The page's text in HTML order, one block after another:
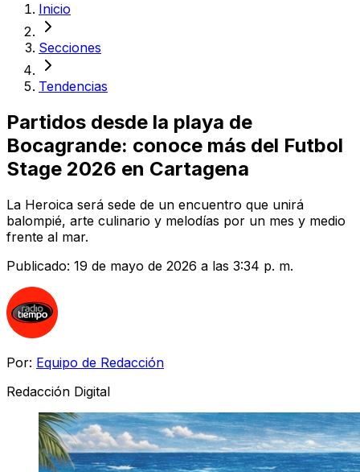
Inicio
Secciones
Tendencias
Partidos desde la playa de
Bocagrande: conoce más del Futbol
Stage 2026 en Cartagena
La Heroica será sede de un encuentro que unirá
balompié, arte culinario y melodías por un mes y medio
frente al mar.
Publicado: 19 de mayo de 2026 a las 3:34 p. m.
Por: Equipo de Redacción
Redacción Digital